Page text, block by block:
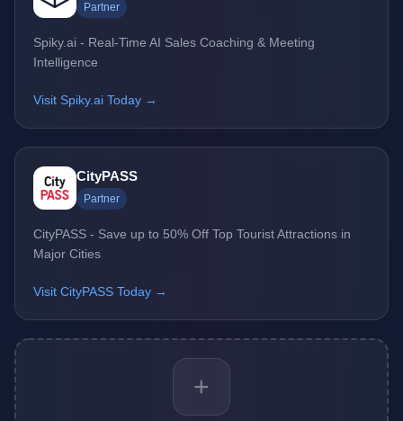
Partner
Spiky.ai - Real-Time AI Sales Coaching & Meeting
Intelligence
Visit Spiky.ai Today →
CityPASS
Partner
CityPASS - Save up to 50% Off Top Tourist Attractions in
Major Cities
Visit CityPASS Today →
+